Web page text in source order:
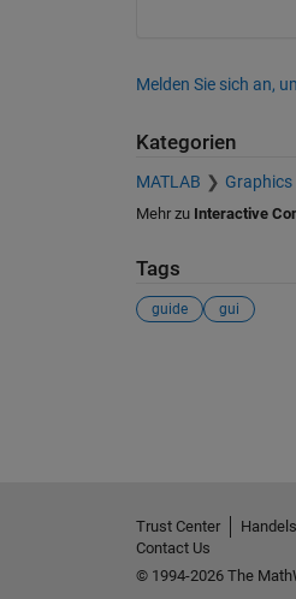
Melden Sie sich an,
Kategorien
MATLAB Graphics
Mehr zu Interactive
Tags
guide gui
Trust Center
Contact Us
© 1994-2026 The